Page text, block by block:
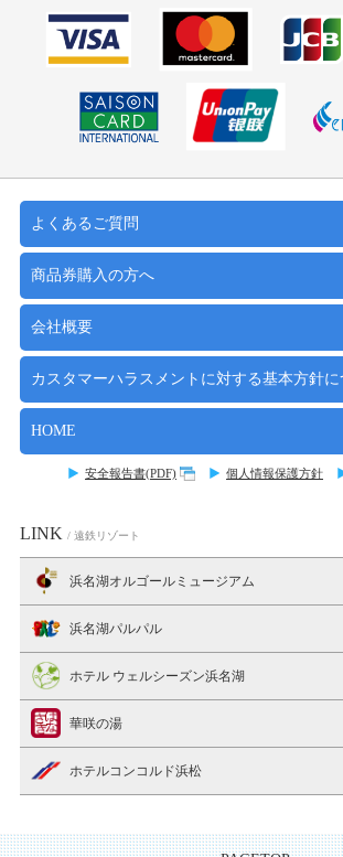
よくあるご質問
商品券購入の方へ
会社概要
カスタマーハラスメントに対する基本方針に
HOME
安全報告書(PDF) 個人情報保護方針
LINK / 遠鉄リゾート
浜名湖オルゴールミュージアム
浜名湖パルパル
ホテル ウェルシーズン浜名湖
華咲の湯
ホテルコンコルド浜松